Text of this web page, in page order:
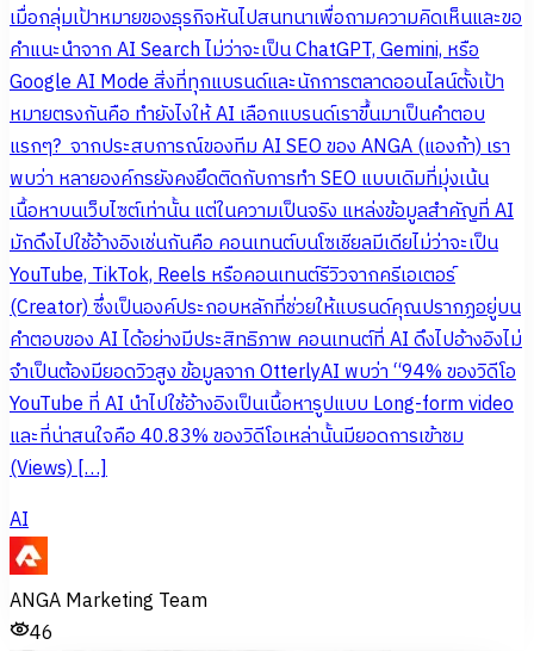
เมื่อกลุ่มเป้าหมายของธุรกิจหันไปสนทนาเพื่อถามความคิดเห็นและขอ
คำแนะนำจาก AI Search ไม่ว่าจะเป็น ChatGPT, Gemini, หรือ
Google AI Mode สิ่งที่ทุกแบรนด์และนักการตลาดออนไลน์ตั้งเป้า
หมายตรงกันคือ ทำยังไงให้ AI เลือกแบรนด์เราขึ้นมาเป็นคำตอบ
แรกๆ? จากประสบการณ์ของทีม AI SEO ของ ANGA (แองก้า) เรา
พบว่า หลายองค์กรยังคงยึดติดกับการทำ SEO แบบเดิมที่มุ่งเน้น
เนื้อหาบนเว็บไซต์เท่านั้น แต่ในความเป็นจริง แหล่งข้อมูลสำคัญที่ AI
มักดึงไปใช้อ้างอิงเช่นกันคือ คอนเทนต์บนโซเชียลมีเดียไม่ว่าจะเป็น
YouTube, TikTok, Reels หรือคอนเทนต์รีวิวจากครีเอเตอร์
(Creator) ซึ่งเป็นองค์ประกอบหลักที่ช่วยให้แบรนด์คุณปรากฏอยู่บน
คำตอบของ AI ได้อย่างมีประสิทธิภาพ คอนเทนต์ที่ AI ดึงไปอ้างอิงไม่
จำเป็นต้องมียอดวิวสูง ข้อมูลจาก OtterlyAI พบว่า “94% ของวิดีโอ
YouTube ที่ AI นำไปใช้อ้างอิงเป็นเนื้อหารูปแบบ Long-form video
และที่น่าสนใจคือ 40.83% ของวิดีโอเหล่านั้นมียอดการเข้าชม
(Views) […]
AI
ANGA Marketing Team
46